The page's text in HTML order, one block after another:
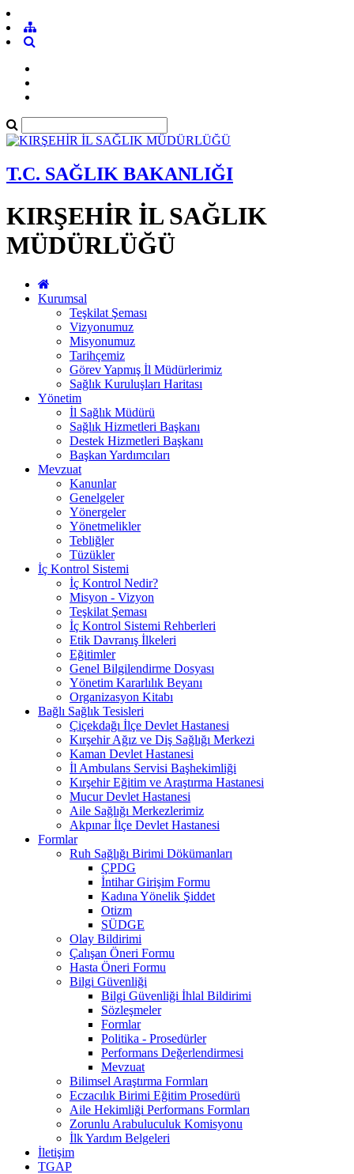
T.C. SAĞLIK BAKANLIĞI
KIRŞEHİR İL SAĞLIK
MÜDÜRLÜĞÜ
Kurumsal
Teşkilat Şeması
Vizyonumuz
Misyonumuz
Tarihçemiz
Görev Yapmış İl Müdürlerimiz
Sağlık Kuruluşları Haritası
Yönetim
İl Sağlık Müdürü
Sağlık Hizmetleri Başkanı
Destek Hizmetleri Başkanı
Başkan Yardımcıları
Mevzuat
Kanunlar
Genelgeler
Yönergeler
Yönetmelikler
Tebliğler
Tüzükler
İç Kontrol Sistemi
İç Kontrol Nedir?
Misyon - Vizyon
Teşkilat Şeması
İç Kontrol Sistemi Rehberleri
Etik Davranış İlkeleri
Eğitimler
Genel Bilgilendirme Dosyası
Yönetim Kararlılık Beyanı
Organizasyon Kitabı
Bağlı Sağlık Tesisleri
Çiçekdağı İlçe Devlet Hastanesi
Kırşehir Ağız ve Diş Sağlığı Merkezi
Kaman Devlet Hastanesi
İl Ambulans Servisi Başhekimliği
Kırşehir Eğitim ve Araştırma Hastanesi
Mucur Devlet Hastanesi
Aile Sağlığı Merkezlerimiz
Akpınar İlçe Devlet Hastanesi
Formlar
Ruh Sağlığı Birimi Dökümanları
ÇPDG
İntihar Girişim Formu
Kadına Yönelik Şiddet
Otizm
SÜDGE
Olay Bildirimi
Çalışan Öneri Formu
Hasta Öneri Formu
Bilgi Güvenliği
Bilgi Güvenliği İhlal Bildirimi
Sözleşmeler
Formlar
Politika - Prosedürler
Performans Değerlendirmesi
Mevzuat
Bilimsel Araştırma Formları
Eczacılık Birimi Eğitim Prosedürü
Aile Hekimliği Performans Formları
Zorunlu Arabuluculuk Komisyonu
İlk Yardım Belgeleri
İletişim
TGAP